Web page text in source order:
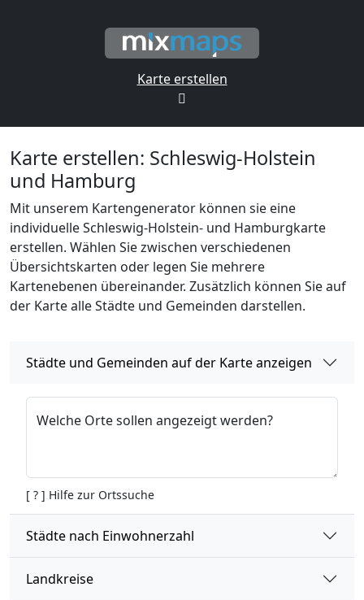
Karte erstellen
Karte erstellen: Schleswig-Holstein
und Hamburg
Mit unserem Kartengenerator können sie eine
individuelle Schleswig-Holstein- und Hamburgkarte
erstellen. Wählen Sie zwischen verschiedenen
Übersichtskarten oder legen Sie mehrere
Kartenebenen übereinander. Zusätzlich können Sie auf
der Karte alle Städte und Gemeinden darstellen.
Städte und Gemeinden auf der Karte anzeigen
Welche Orte sollen angezeigt werden?
[ ? ] Hilfe zur Ortssuche
Städte nach Einwohnerzahl
Landkreise